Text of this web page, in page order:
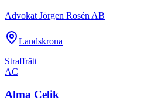
Advokat Jörgen Rosén AB
Landskrona
Straffrätt
AC
Alma Celik